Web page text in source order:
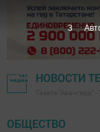
НОВОСТИ
ОБЩЕСТВО
3